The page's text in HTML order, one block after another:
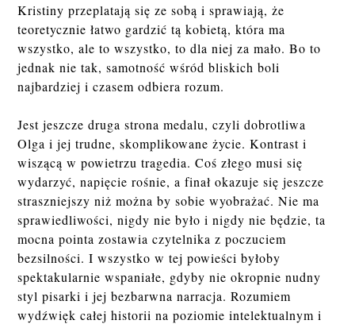
Kristiny przeplatają się ze sobą i sprawiają, że
teoretycznie łatwo gardzić tą kobietą, która ma
wszystko, ale to wszystko, to dla niej za mało. Bo to
jednak nie tak, samotność wśród bliskich boli
najbardziej i czasem odbiera rozum.
Jest jeszcze druga strona medalu, czyli dobrotliwa
Olga i jej trudne, skomplikowane życie. Kontrast i
wiszącą w powietrzu tragedia. Coś złego musi się
wydarzyć, napięcie rośnie, a finał okazuje się jeszcze
straszniejszy niż można by sobie wyobrażać. Nie ma
sprawiedliwości, nigdy nie było i nigdy nie będzie, ta
mocna pointa zostawia czytelnika z poczuciem
bezsilności. I wszystko w tej powieści byłoby
spektakularnie wspaniałe, gdyby nie okropnie nudny
styl pisarki i jej bezbarwna narracja. Rozumiem
wydźwięk całej historii na poziomie intelektualnym i